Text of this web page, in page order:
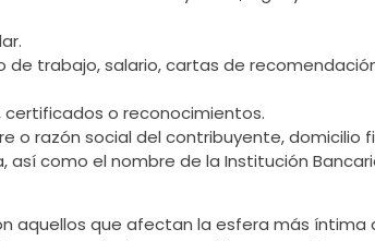
trabajo, salario, cartas de
o reconocimientos.
o razón social del contribuyente, domicilio
como el nombre de la Institución
aquellos que afectan la esfera más